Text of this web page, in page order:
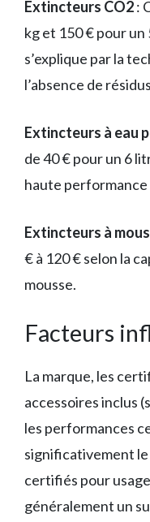
Extincteurs CO2:
kg et 150 € pour un
s’explique par la
l’absence de
Extincteurs à eau
de 40 € pour un 6
haute performance
Extincteurs à
€ à 120 € selon la
mousse.
Facteurs
La marque, les
accessoires inclus
les performances
significativement
certifiés pour
généralement un